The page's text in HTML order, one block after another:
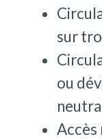
sur
ou
Accès